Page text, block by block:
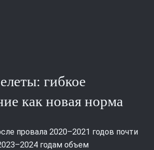
гибкое
как новая норма
провала 2020–2021 годов почти
годам объем